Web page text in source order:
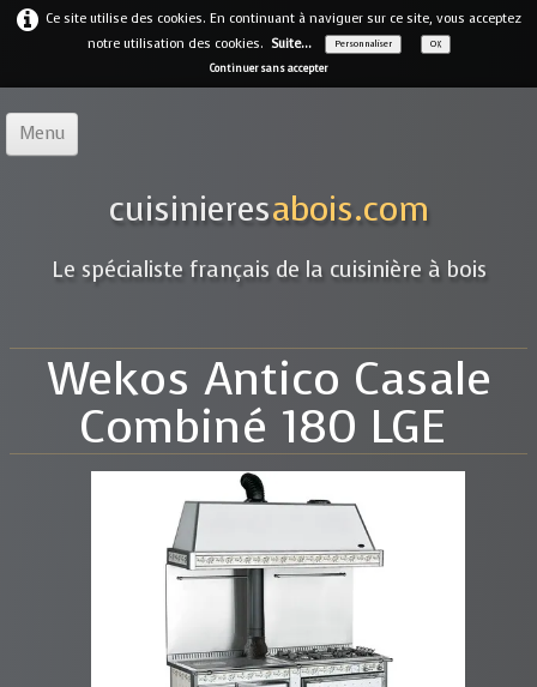
Ce site utilise des cookies. En continuant à naviguer sur ce site, vous acceptez
notre utilisation des cookies. Suite... Personnaliser OK
Continuer sans accepter
Menu
Notre offre▼
Notre entreprise
Galerie▼
Marques▼
Contact
cuisinieresabois.com
Le spécialiste français de la cuisinière à bois
Wekos Antico Casale
Combiné 180 LGE